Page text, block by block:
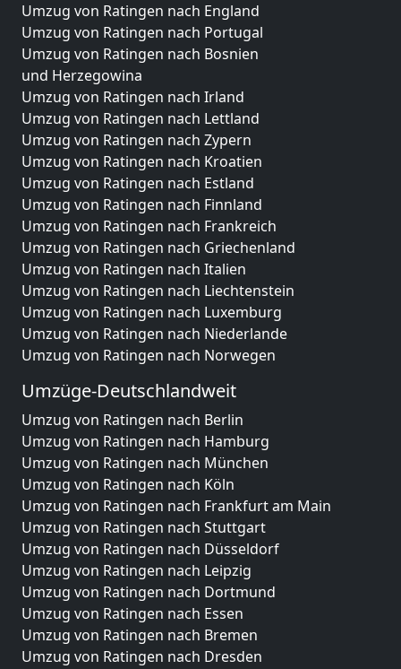
Umzug von Ratingen nach England
Umzug von Ratingen nach Portugal
Umzug von Ratingen nach Bosnien
und Herzegowina
Umzug von Ratingen nach Irland
Umzug von Ratingen nach Lettland
Umzug von Ratingen nach Zypern
Umzug von Ratingen nach Kroatien
Umzug von Ratingen nach Estland
Umzug von Ratingen nach Finnland
Umzug von Ratingen nach Frankreich
Umzug von Ratingen nach Griechenland
Umzug von Ratingen nach Italien
Umzug von Ratingen nach Liechtenstein
Umzug von Ratingen nach Luxemburg
Umzug von Ratingen nach Niederlande
Umzug von Ratingen nach Norwegen
Umzüge-Deutschlandweit
Umzug von Ratingen nach Berlin
Umzug von Ratingen nach Hamburg
Umzug von Ratingen nach München
Umzug von Ratingen nach Köln
Umzug von Ratingen nach Frankfurt am Main
Umzug von Ratingen nach Stuttgart
Umzug von Ratingen nach Düsseldorf
Umzug von Ratingen nach Leipzig
Umzug von Ratingen nach Dortmund
Umzug von Ratingen nach Essen
Umzug von Ratingen nach Bremen
Umzug von Ratingen nach Dresden